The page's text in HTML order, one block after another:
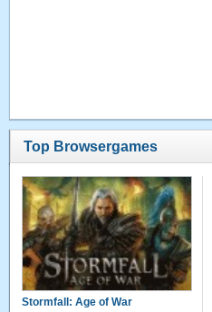
Top Browsergames
Stormfall: Age of War